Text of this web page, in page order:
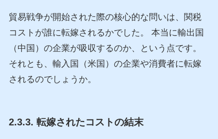
貿易戦争が開始された際の核心的な問いは、関税
コストが誰に転嫁されるかでした。 本当に輸出国
（中国）の企業が吸収するのか、という点です。
それとも、輸入国（米国）の企業や消費者に転嫁
されるのでしょうか。
2.3.3. 転嫁されたコストの結末